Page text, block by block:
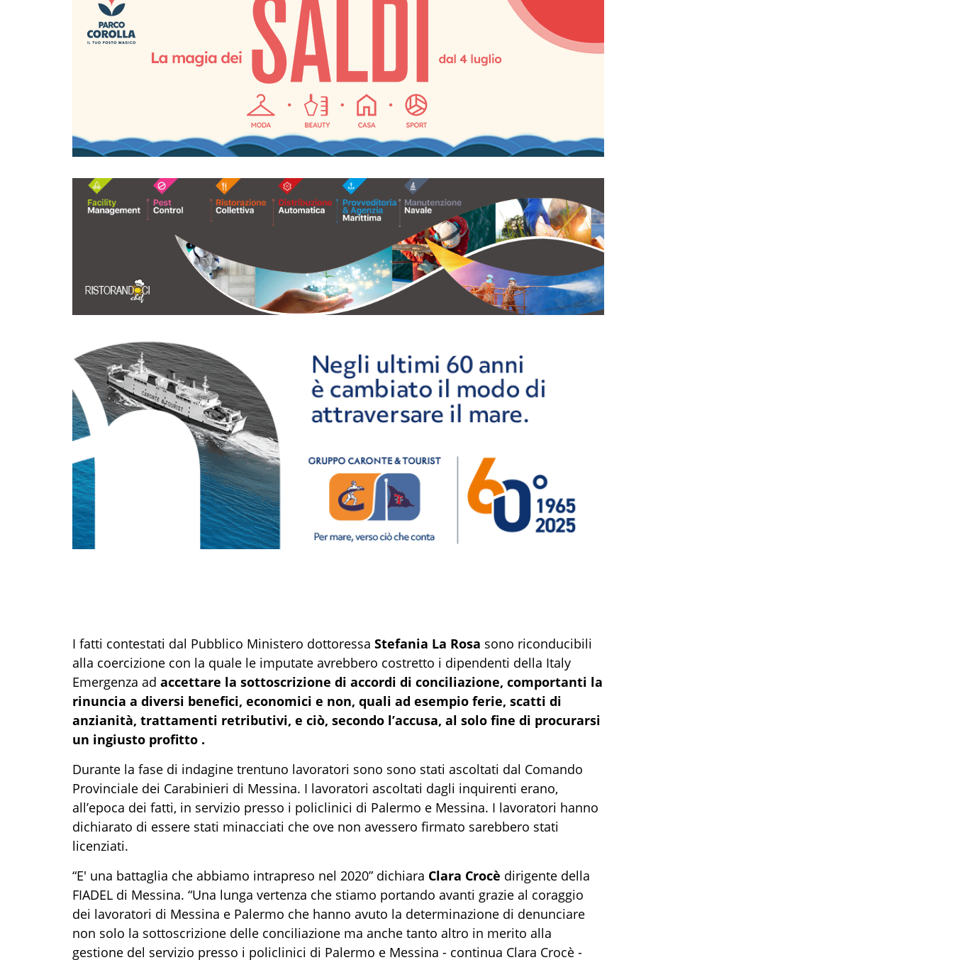
I fatti contestati dal Pubblico Ministero dottoressa Stefania La Rosa sono riconducibili
alla coercizione con la quale le imputate avrebbero costretto i dipendenti della Italy
Emergenza ad accettare la sottoscrizione di accordi di conciliazione, comportanti la
rinuncia a diversi benefici, economici e non, quali ad esempio ferie, scatti di
anzianità, trattamenti retributivi, e ciò, secondo l’accusa, al solo fine di procurarsi
un ingiusto profitto .
Durante la fase di indagine trentuno lavoratori sono sono stati ascoltati dal Comando
Provinciale dei Carabinieri di Messina. I lavoratori ascoltati dagli inquirenti erano,
all’epoca dei fatti, in servizio presso i policlinici di Palermo e Messina. I lavoratori hanno
dichiarato di essere stati minacciati che ove non avessero firmato sarebbero stati
licenziati.
“E' una battaglia che abbiamo intrapreso nel 2020” dichiara Clara Crocè dirigente della
FIADEL di Messina. “Una lunga vertenza che stiamo portando avanti grazie al coraggio
dei lavoratori di Messina e Palermo che hanno avuto la determinazione di denunciare
non solo la sottoscrizione delle conciliazione ma anche tanto altro in merito alla
gestione del servizio presso i policlinici di Palermo e Messina - continua Clara Crocè -